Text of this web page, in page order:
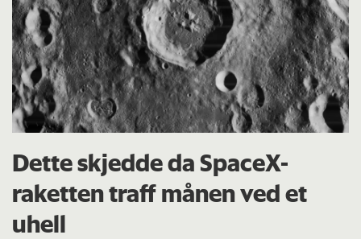
Dette skjedde da SpaceX-
raketten traff månen ved et
uhell